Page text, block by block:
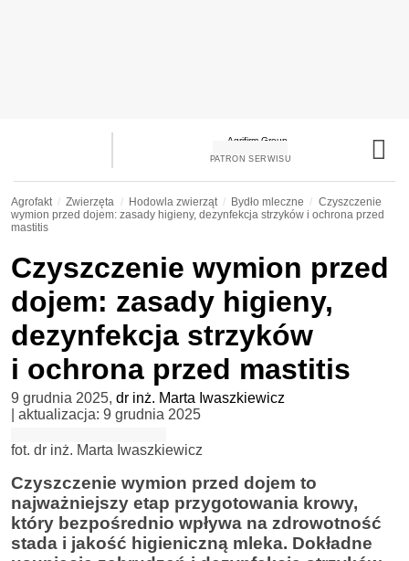
PATRON SERWISU
Agrofakt Zwierzęta Hodowla zwierząt Bydło mleczne
Czyszczenie
wymion przed dojem: zasady higieny, dezynfekcja strzyków i ochrona przed
mastitis
Czyszczenie wymion przed
dojem: zasady higieny,
dezynfekcja strzyków
i ochrona przed mastitis
9 grudnia 2025, dr inż. Marta Iwaszkiewicz
| aktualizacja: 9 grudnia 2025
fot. dr inż. Marta Iwaszkiewicz
Czyszczenie wymion przed dojem to
najważniejszy etap przygotowania krowy,
który bezpośrednio wpływa na zdrowotność
stada i jakość higieniczną mleka. Dokładne